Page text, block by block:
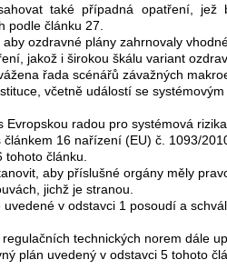
také případná opatření,
podle článku 27.
ozdravné plány zahrnovaly
jakož i širokou škálu variant
řada scénářů závažných
včetně událostí se
Evropskou radou pro systémová
16 nařízení (EU) č. 1093/
článku.
aby příslušné orgány měly
jichž je stranou.
uvedené v odstavci 1 posoudí a
regulačních technických norem dále
plán uvedený v odstavci 5 tohoto